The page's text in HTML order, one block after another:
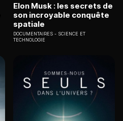
Elon Musk : les secrets de
son incroyable conquête
spatiale
DOCUMENTAIRES
SCIENCE ET
TECHNOLOGIE